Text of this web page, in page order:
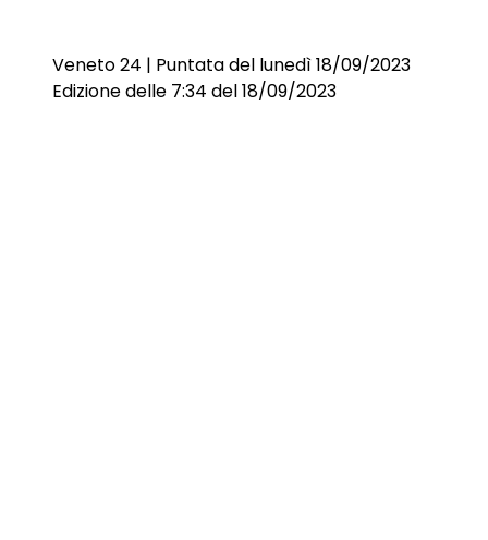
Veneto 24 | Puntata del lunedì 18/09/2023
Edizione delle 7:34 del 18/09/2023